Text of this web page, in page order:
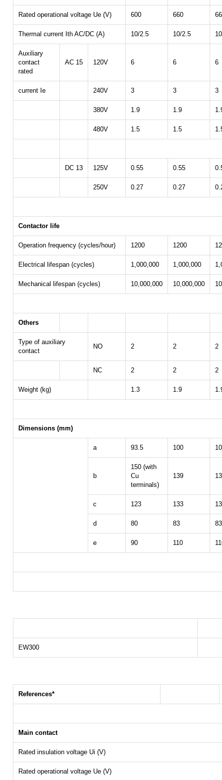
Rated operational voltage Ue (V) 600 660
Thermal current Ith AC/DC (A) 10/2.5 10/2.5
Auxiliary
contact
rated
AC 15 120V 6 6 6
current Ie 240V 3 3 3
380V 1.9 1.9
480V 1.5 1.5
DC 13 125V 0.55 0.55
250V 0.27 0.27
Contactor life
Operation frequency (cycles/hour) 1200 1200
Electrical lifespan (cycles) 1,000,000 1,000,000
Mechanical lifespan (cycles) 10,000,000 10,000,000
Others
Type of auxiliary
contact
NO 2 2 2
NC 2 2 2
Weight (kg) 1.3 1.9
Dimensions (mm)
a 93.5 100
b
150 (with
Cu
terminals)
139
c 123 133
d 80 83 83
e 90 110
EW300
References*
Main contact
Rated insulation voltage Ui (V)
Rated operational voltage Ue (V)